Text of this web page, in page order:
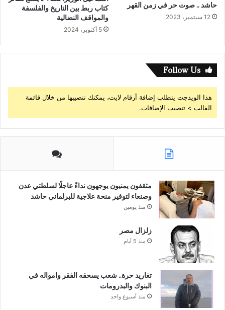
حاشد .. صوت حر في زمن القهر
12 سبتمبر، 2023
كتاب ربط بين التاريخ والفلسفة
والمواقف النضالية
5 أكتوبر، 2024
Follow Us
هذا الويدجت يتطلب إضافة أرقام لايت، يمكنك تنصيبها من خلال قائمة
القالب > تنصيب الإضافات.
مثقفون يمنيون يوجهون نداءً عاجلًا لسلطتي عدن
وصنعاء لتوفير منحة علاجية للبرلماني حاشد
منذ يومين
زلزال مصر
منذ 5 أيام
تغاريد حرة.. شعب يسحقه الفقر وامواله في
البنوك والبدرومات
منذ أسبوع واحد